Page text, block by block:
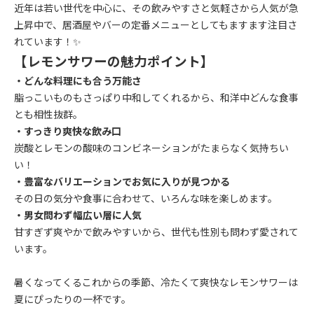
近年は若い世代を中心に、その飲みやすさと気軽さから人気が急
上昇中で、居酒屋やバーの定番メニューとしてもますます注目さ
れています！✨
【レモンサワーの魅力ポイント】
・どんな料理にも合う万能さ
脂っこいものもさっぱり中和してくれるから、和洋中どんな食事
とも相性抜群。
・すっきり爽快な飲み口
炭酸とレモンの酸味のコンビネーションがたまらなく気持ちい
い！
・豊富なバリエーションでお気に入りが見つかる
その日の気分や食事に合わせて、いろんな味を楽しめます。
・男女問わず幅広い層に人気
甘すぎず爽やかで飲みやすいから、世代も性別も問わず愛されて
います。
暑くなってくるこれからの季節、冷たくて爽快なレモンサワーは
夏にぴったりの一杯です。